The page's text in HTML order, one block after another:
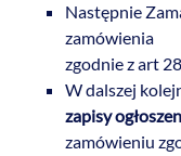
Następnie
zamówienia
zgodnie z art
W dalszej
zapisy
zamówieniu